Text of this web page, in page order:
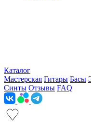
Каталог
Мастерская Гитары Басы
Синты Отзывы FAQ